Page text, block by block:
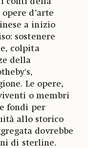
d’arte
a inizio
sostenere
colpita
della
Le opere,
o membri
fondi per
allo storico
dovrebbe
di sterline.